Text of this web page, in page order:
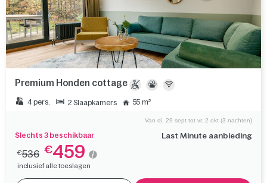
Premium Honden cottage
4 pers. 2 Slaapkamers 55 m²
Slechts 3 beschikbaar Last Minute aanbieding
Van di. 29 sept tot vr. 2 okt (3 nachten)
€536 €459
inclusief alle toeslagen